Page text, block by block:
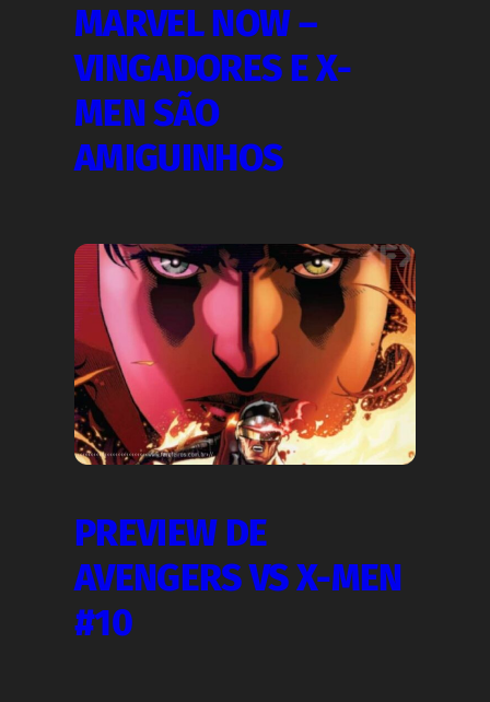
MARVEL NOW –
VINGADORES E X-
MEN SÃO
AMIGUINHOS
PREVIEW DE
AVENGERS VS X-MEN
#10